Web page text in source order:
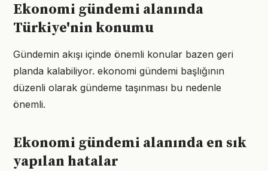
Ekonomi gündemi alanında
Türkiye'nin konumu
Gündemin akışı içinde önemli konular bazen geri
planda kalabiliyor. ekonomi gündemi başlığının
düzenli olarak gündeme taşınması bu nedenle
önemli.
Ekonomi gündemi alanında en sık
yapılan hatalar